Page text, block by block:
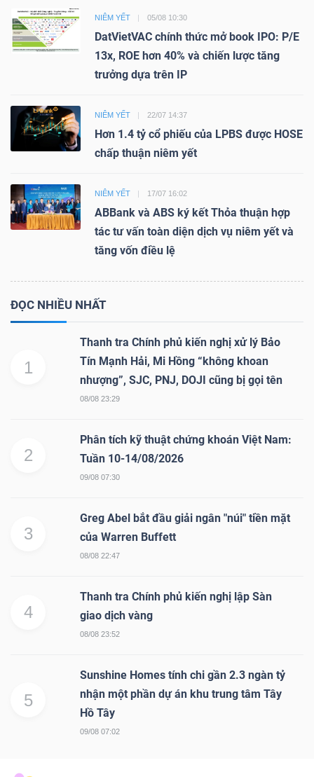
NIÊM YẾT 05/08 10:30
DatVietVAC chính thức mở book IPO: P/E
13x, ROE hơn 40% và chiến lược tăng
trưởng dựa trên IP
NIÊM YẾT 22/07 14:37
Hơn 1.4 tỷ cổ phiếu của LPBS được HOSE
chấp thuận niêm yết
NIÊM YẾT 17/07 16:02
ABBank và ABS ký kết Thỏa thuận hợp
tác tư vấn toàn diện dịch vụ niêm yết và
tăng vốn điều lệ
ĐỌC NHIỀU NHẤT
1
Thanh tra Chính phủ kiến nghị xử lý Bảo
Tín Mạnh Hải, Mi Hồng “không khoan
nhượng”, SJC, PNJ, DOJI cũng bị gọi tên
08/08 23:29
2
Phân tích kỹ thuật chứng khoán Việt Nam:
Tuần 10-14/08/2026
09/08 07:30
3
Greg Abel bắt đầu giải ngân "núi" tiền mặt
của Warren Buffett
08/08 22:47
4
Thanh tra Chính phủ kiến nghị lập Sàn
giao dịch vàng
08/08 23:52
5
Sunshine Homes tính chi gần 2.3 ngàn tỷ
nhận một phần dự án khu trung tâm Tây
Hồ Tây
09/08 07:02